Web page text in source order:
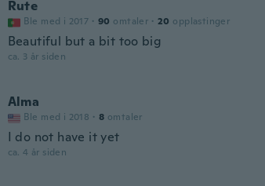
Rute
Ble med i 2017 · 90 omtaler · 20 opplastinger
Beautiful but a bit too big
ca. 3 år siden
Alma
Ble med i 2018 · 8 omtaler
I do not have it yet
ca. 4 år siden